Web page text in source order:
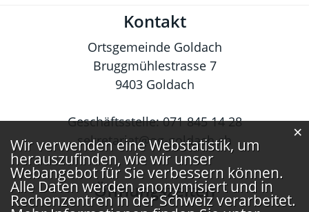
FusszeileKontakt
Ortsgemeinde Goldach
Bruggmühlestrasse 7
9403 Goldach
Geschäftsstelle:071 845 14 28
sekretariat@og-goldach.ch
Öffnungszeiten
Webstatistik
Wir verwenden eine Webstatistik, um
herauszufinden, wie wir unser
Webangebot für Sie verbessern können.
Alle Daten werden anonymisiert und in
Rechenzentren in der Schweiz verarbeitet.
×